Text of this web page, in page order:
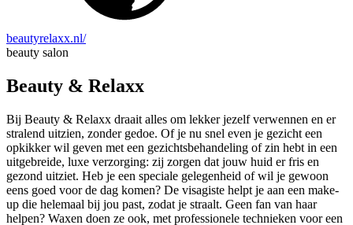
beautyrelaxx.nl/
beauty salon
Beauty & Relaxx
Bij Beauty & Relaxx draait alles om lekker jezelf verwennen en er
stralend uitzien, zonder gedoe. Of je nu snel even je gezicht een
opkikker wil geven met een gezichtsbehandeling of zin hebt in een
uitgebreide, luxe verzorging: zij zorgen dat jouw huid er fris en
gezond uitziet. Heb je een speciale gelegenheid of wil je gewoon
eens goed voor de dag komen? De visagiste helpt je aan een make-
up die helemaal bij jou past, zodat je straalt. Geen fan van haar
helpen? Waxen doen ze ook, met professionele technieken voor een